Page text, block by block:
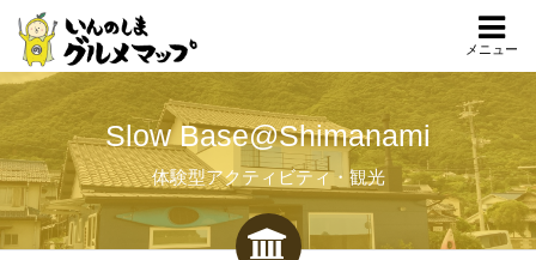
メニュー
Slow Base@Shimanami
体験型アクティビティ・観光